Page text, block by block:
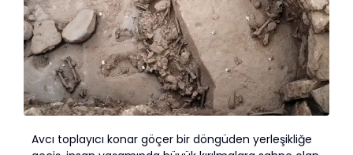
Avcı toplayıcı konar göçer bir döngüden yerleşikliğe